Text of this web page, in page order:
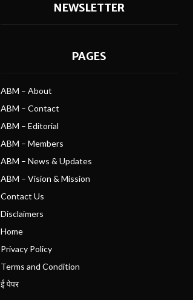
NEWSLETTER
PAGES
ABM – About
ABM – Contact
ABM – Editorial
ABM – Members
ABM – News & Updates
ABM – Vision & Mission
Contact Us
Disclaimers
Home
Privacy Policy
Terms and Condition
ई पेपर